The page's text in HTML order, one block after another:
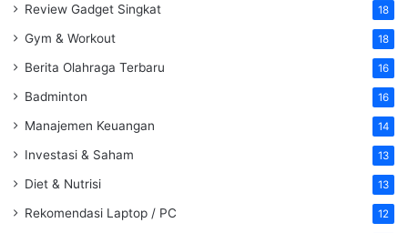
Review Gadget Singkat 18
Gym & Workout 18
Berita Olahraga Terbaru 16
Badminton 16
Manajemen Keuangan 14
Investasi & Saham 13
Diet & Nutrisi 13
Rekomendasi Laptop / PC 12